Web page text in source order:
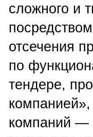
сложного и
отсечения
по
тендере,
компаний —